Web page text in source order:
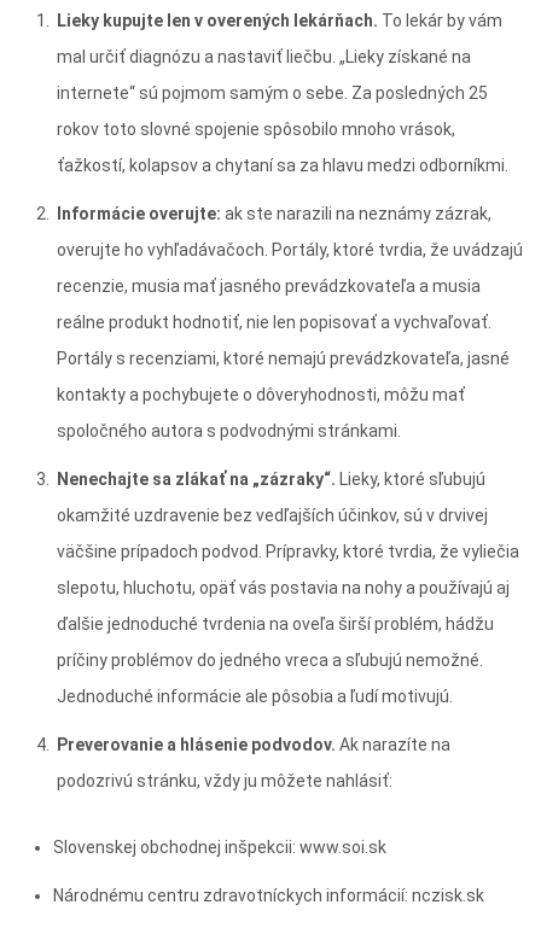
Lieky kupujte len v overených lekárňach. To lekár by vám
mal určiť diagnózu a nastaviť liečbu. „Lieky získané na
internete“ sú pojmom samým o sebe. Za posledných 25
rokov toto slovné spojenie spôsobilo mnoho vrások,
ťažkostí, kolapsov a chytaní sa za hlavu medzi odborníkmi.
Informácie overujte: ak ste narazili na neznámy zázrak,
overujte ho vyhľadávačoch. Portály, ktoré tvrdia, že uvádzajú
recenzie, musia mať jasného prevádzkovateľa a musia
reálne produkt hodnotiť, nie len popisovať a vychvaľovať.
Portály s recenziami, ktoré nemajú prevádzkovateľa, jasné
kontakty a pochybujete o dôveryhodnosti, môžu mať
spoločného autora s podvodnými stránkami.
Nenechajte sa zlákať na „zázraky“. Lieky, ktoré sľubujú
okamžité uzdravenie bez vedľajších účinkov, sú v drvivej
väčšine prípadoch podvod. Prípravky, ktoré tvrdia, že vyliečia
slepotu, hluchotu, opäť vás postavia na nohy a používajú aj
ďalšie jednoduché tvrdenia na oveľa širší problém, hádžu
príčiny problémov do jedného vreca a sľubujú nemožné.
Jednoduché informácie ale pôsobia a ľudí motivujú.
Preverovanie a hlásenie podvodov. Ak narazíte na
podozrivú stránku, vždy ju môžete nahlásiť:
Slovenskej obchodnej inšpekcii: www.soi.sk
Národnému centru zdravotníckych informácií: nczisk.sk